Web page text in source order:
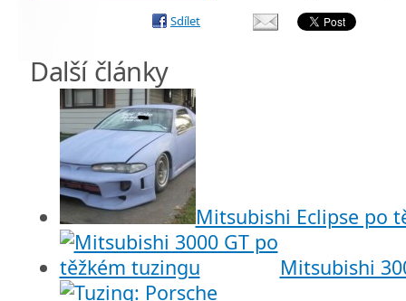
Sdílet
Další články
Mitsubishi Eclipse po
Mitsubishi